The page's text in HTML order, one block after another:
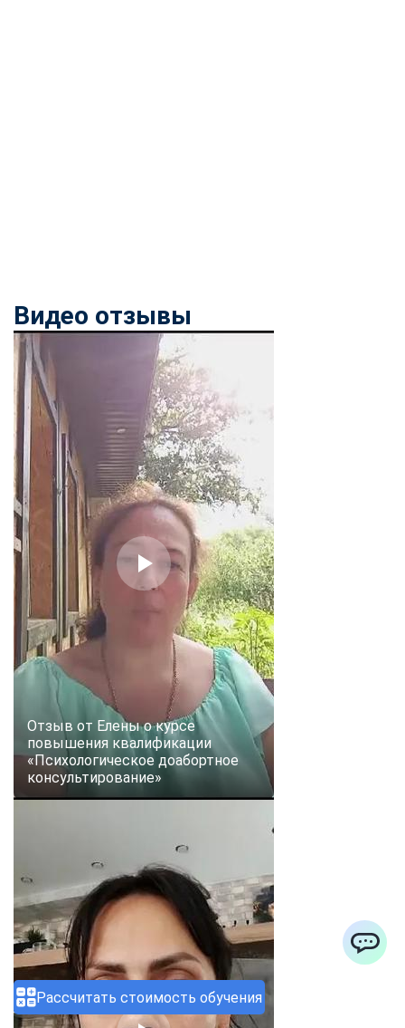
Рассчитать стоимость обучения
Видео отзывы
Отзыв от Елены о курсе
повышения квалификации
«Психологическое доабортное
консультирование»
Свяжитесь с нами через любой удобный мессенджер!
EMail
Max
ChatApp